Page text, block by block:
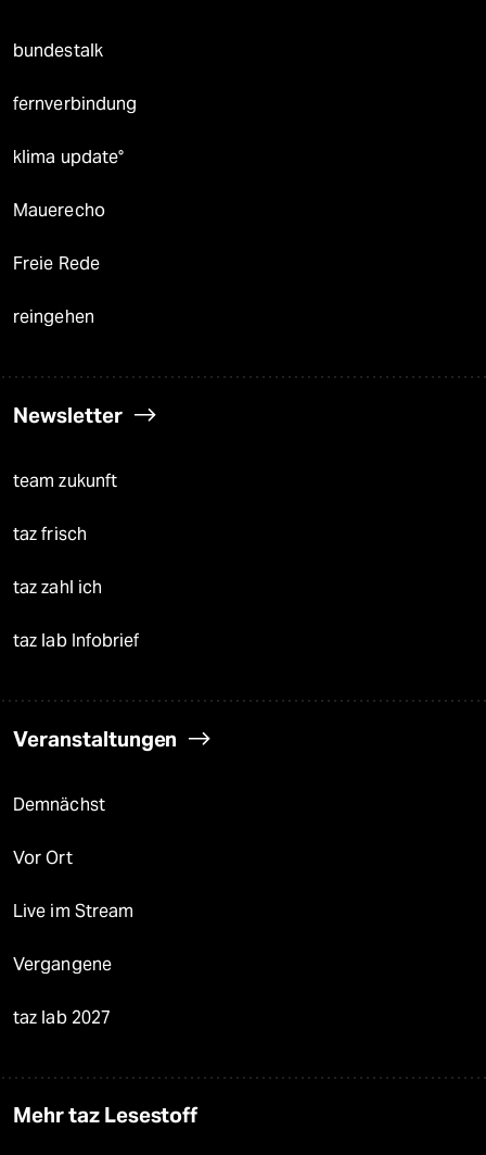
bundestalk
fernverbindung
klima update°
Mauerecho
Freie Rede
reingehen
Newsletter
team zukunft
taz frisch
taz zahl ich
taz lab Infobrief
Veranstaltungen
Demnächst
Vor Ort
Live im Stream
Vergangene
taz lab 2027
Mehr taz Lesestoff